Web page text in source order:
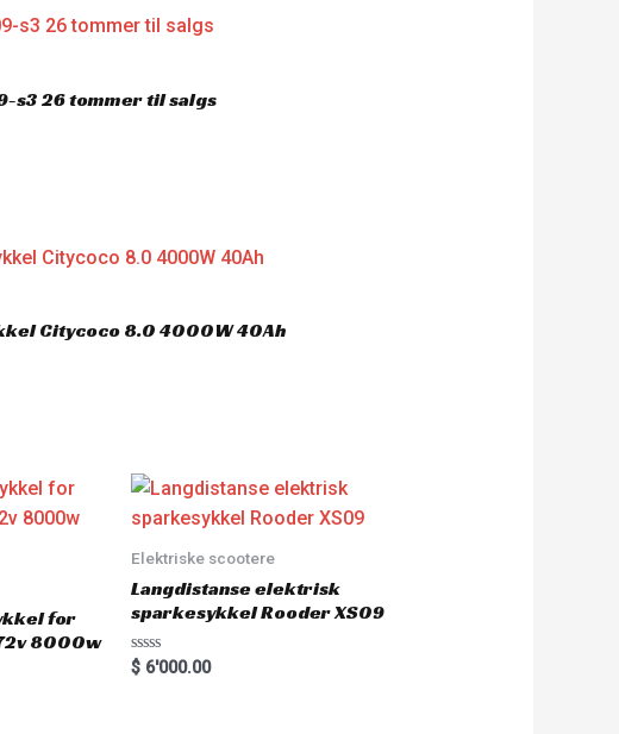
s3 26 tommer til salgs
Citycoco 8.0 4000W 40Ah
for
8000w
Elektriske scootere
Langdistanse elektrisk
sparkesykkel Rooder XS09
R
a
$6'000.00